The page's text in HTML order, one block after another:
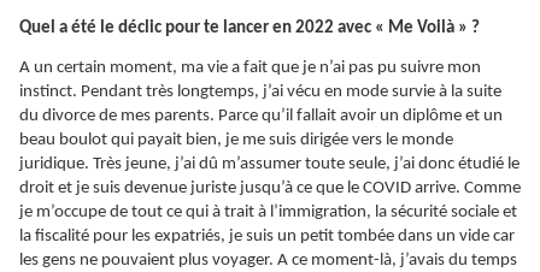
Quel a été le déclic pour te lancer en 2022 avec « Me Voilà » ?
A un certain moment, ma vie a fait que je n’ai pas pu suivre mon
instinct. Pendant très longtemps, j’ai vécu en mode survie à la suite
du divorce de mes parents. Parce qu’il fallait avoir un diplôme et un
beau boulot qui payait bien, je me suis dirigée vers le monde
juridique. Très jeune, j’ai dû m’assumer toute seule, j’ai donc étudié le
droit et je suis devenue juriste jusqu’à ce que le COVID arrive. Comme
je m’occupe de tout ce qui à trait à l’immigration, la sécurité sociale et
la fiscalité pour les expatriés, je suis un petit tombée dans un vide car
les gens ne pouvaient plus voyager. A ce moment-là, j’avais du temps